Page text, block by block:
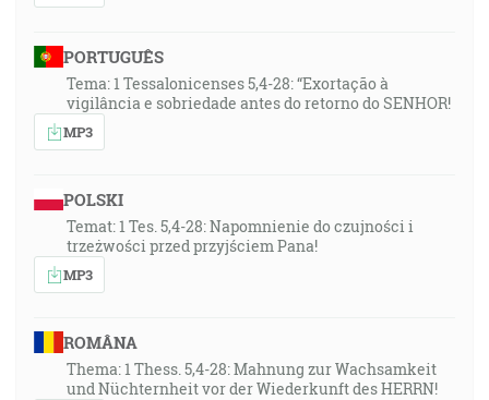
PORTUGUÊS
Tema: 1 Tessalonicenses 5,4-28: “Exortação à
vigilância e sobriedade antes do retorno do SENHOR!
MP3
POLSKI
Temat: 1 Tes. 5,4-28: Napomnienie do czujności i
trzeżwości przed przyjściem Pana!
MP3
ROMÂNA
Thema: 1 Thess. 5,4-28: Mahnung zur Wachsamkeit
und Nüchternheit vor der Wiederkunft des HERRN!